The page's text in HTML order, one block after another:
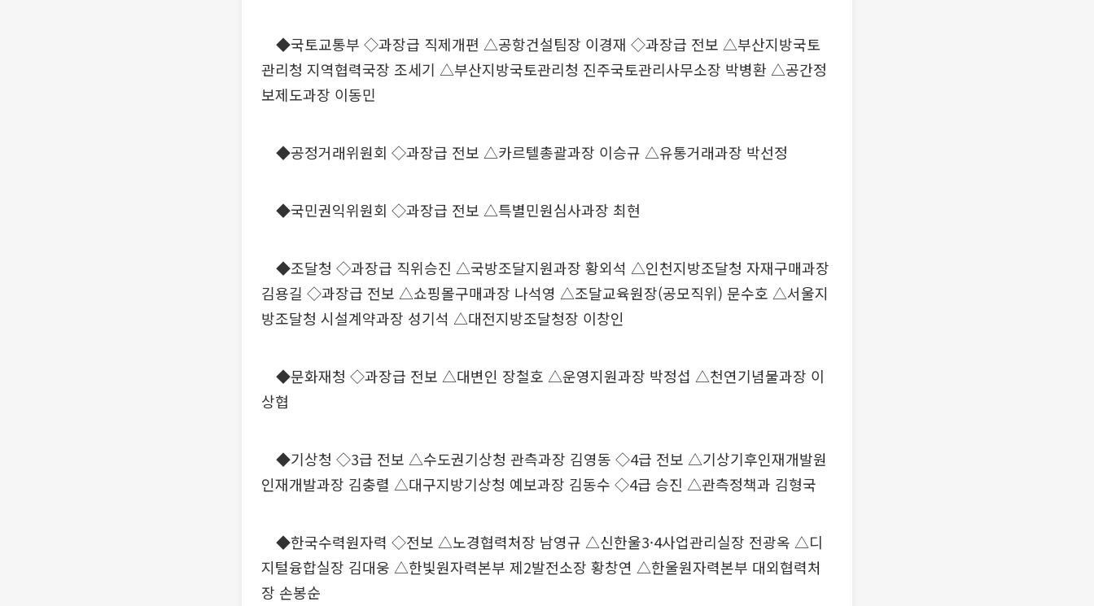
◆국토교통부 ◇과장급 직제개편 △공항건설팀장 이경재 ◇과장급 전보 △부산지방국토
관리청 지역협력국장 조세기 △부산지방국토관리청 진주국토관리사무소장 박병환 △공간정
보제도과장 이동민
◆공정거래위원회 ◇과장급 전보 △카르텔총괄과장 이승규 △유통거래과장 박선정
◆국민권익위원회 ◇과장급 전보 △특별민원심사과장 최현
◆조달청 ◇과장급 직위승진 △국방조달지원과장 황외석 △인천지방조달청 자재구매과장
김용길 ◇과장급 전보 △쇼핑몰구매과장 나석영 △조달교육원장(공모직위) 문수호 △서울지
방조달청 시설계약과장 성기석 △대전지방조달청장 이창인
◆문화재청 ◇과장급 전보 △대변인 장철호 △운영지원과장 박정섭 △천연기념물과장 이
상협
◆기상청 ◇3급 전보 △수도권기상청 관측과장 김영동 ◇4급 전보 △기상기후인재개발원
인재개발과장 김충렬 △대구지방기상청 예보과장 김동수 ◇4급 승진 △관측정책과 김형국
◆한국수력원자력 ◇전보 △노경협력처장 남영규 △신한울3·4사업관리실장 전광옥 △디
지털융합실장 김대웅 △한빛원자력본부 제2발전소장 황창연 △한울원자력본부 대외협력처
장 손봉순